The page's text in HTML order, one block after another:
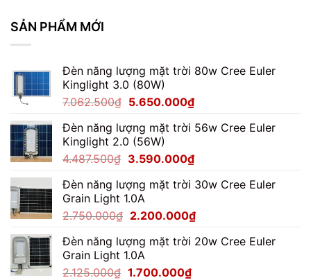
Hàng
SẢN PHẨM MỚI
Đèn năng lượng mặt trời 80w Cree Euler
Kinglight 3.0 (80W)
7.062.500₫ Giá
là:
7.062.500₫.
5.650.000₫Giá
tại
5.650.000₫.
Đèn năng lượng mặt trời 56w Cree Euler
Kinglight 2.0 (56W)
4.487.500₫ Giá
là:
4.487.500₫.
3.590.000₫Giá
tại
3.590.000₫.
Đèn năng lượng mặt trời 30w Cree Euler
Grain Light 1.0A
2.750.000₫ Giá
là:
2.750.000₫.
2.200.000₫Giá
tại
Đèn năng lượng mặt trời 20w Cree Euler
Grain Light 1.0A
2.125.000₫ Giá
1.700.000₫Giá